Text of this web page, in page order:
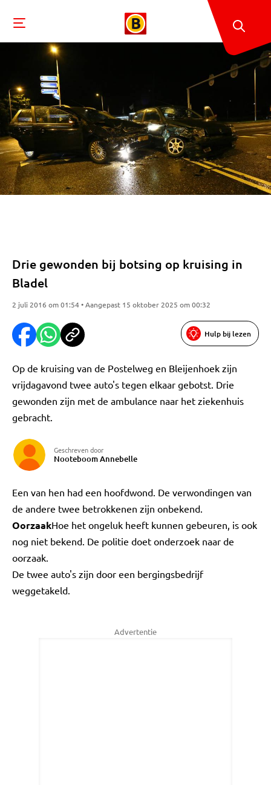
Drie gewonden bij botsing op kruising in
Bladel
2 juli 2016 om 01:54 • Aangepast 15 oktober 2025 om 00:32
Hulp bij lezen
Op de kruising van de Postelweg en Bleijenhoek zijn
vrijdagavond twee auto's tegen elkaar gebotst. Drie
gewonden zijn met de ambulance naar het ziekenhuis
gebracht.
Geschreven door
Nooteboom Annebelle
Een van hen had een hoofdwond. De verwondingen van
de andere twee betrokkenen zijn onbekend.
OorzaakHoe het ongeluk heeft kunnen gebeuren, is ook
nog niet bekend. De politie doet onderzoek naar de
oorzaak.
De twee auto's zijn door een bergingsbedrijf
weggetakeld.
Advertentie